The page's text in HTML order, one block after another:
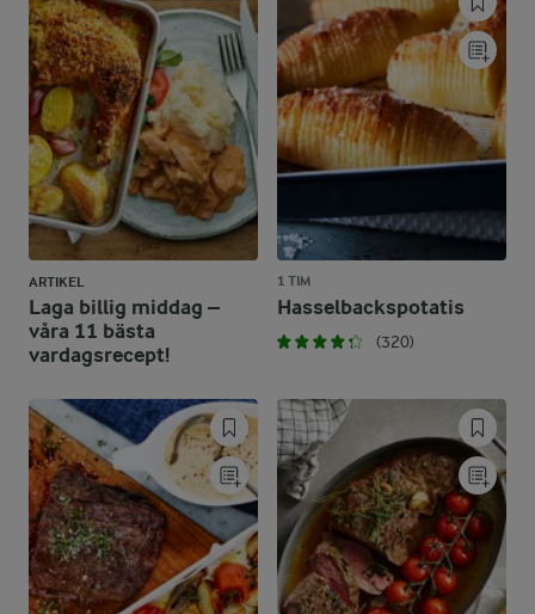
ARTIKEL
Laga billig middag –
våra 11 bästa
vardagsrecept!
1 TIM
Hasselbackspotatis
(320)